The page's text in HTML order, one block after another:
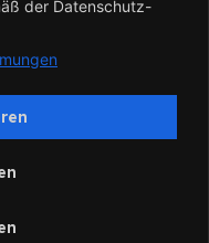
der Datenschutz-
Rechte vorbehalten.